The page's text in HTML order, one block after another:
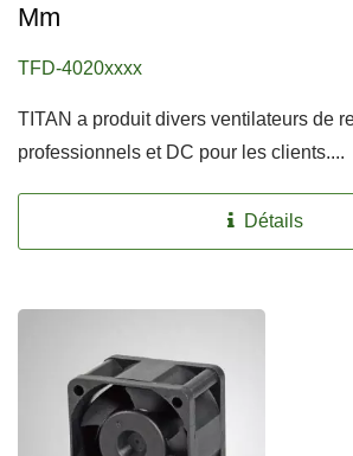
Mm
TFD-4020xxxx
TITAN a produit divers ventilateurs de
professionnels et DC pour les clients....
Détails